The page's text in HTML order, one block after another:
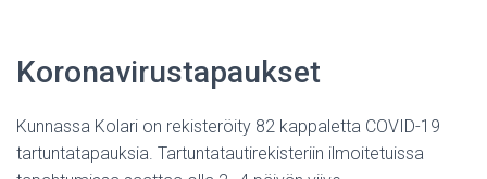
Koronavirustapaukset
Kunnassa Kolari on rekisteröity 82 kappaletta COVID-19
tartuntatapauksia. Tartuntatautirekisteriin ilmoitetuissa